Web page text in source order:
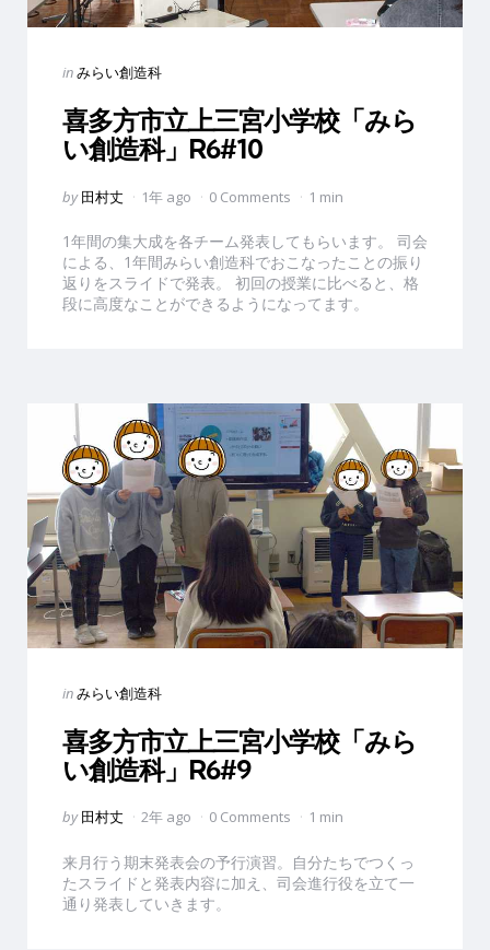
Categories
Posted
inみらい創造科
喜多方市立上三宮小学校「みら
い創造科」R6#10
Posted
by 田村丈 1年 ago 0 Comments 1 min
1年間の集大成を各チーム発表してもらいます。 司会
による、1年間みらい創造科でおこなったことの振り
返りをスライドで発表。 初回の授業に比べると、格
段に高度なことができるようになってます。
Categories
Posted
inみらい創造科
喜多方市立上三宮小学校「みら
い創造科」R6#9
Posted
by 田村丈 2年 ago 0 Comments 1 min
来月行う期末発表会の予行演習。自分たちでつくっ
たスライドと発表内容に加え、司会進行役を立て一
通り発表していきます。